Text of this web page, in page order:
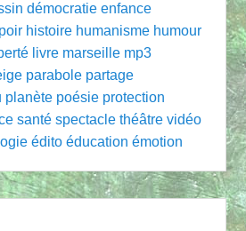
démocratie enfance
histoire humanisme humour
livre marseille mp3
parabole partage
planète poésie protection
santé spectacle théâtre vidéo
édito éducation émotion